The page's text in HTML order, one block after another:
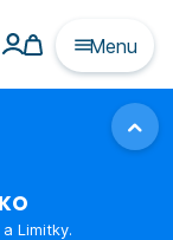
Menu
Limitky.